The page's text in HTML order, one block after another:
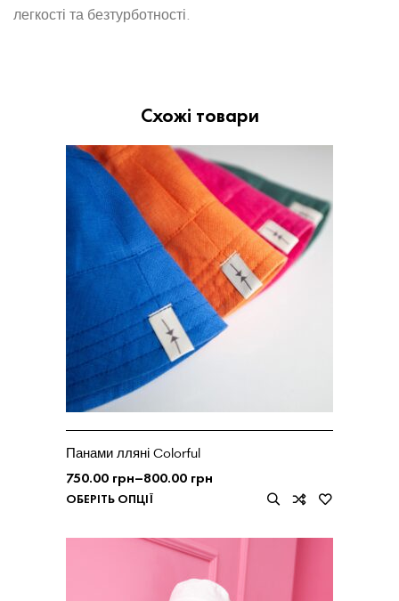
легкості та безтурботності.
Схожі товари
Панами лляні Colorful
750.00 грн–800.00 грн
ОБЕРІТЬ ОПЦІЇ